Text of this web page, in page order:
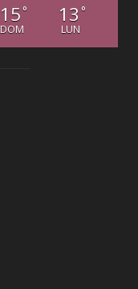
15°
DOM
13 °
LUN